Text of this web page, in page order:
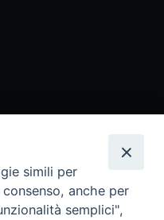
simili per
anche per
semplici",